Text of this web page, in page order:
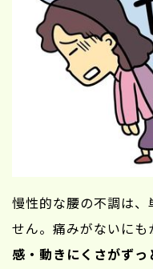
慢性的な腰の不調は
せん。痛みがないにも
感・動きにくさがずっ